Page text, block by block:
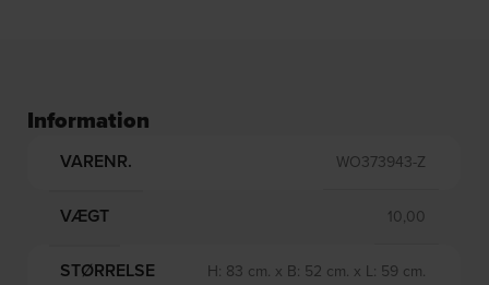
Information
VARENR. WO373943-Z
VÆGT 10,00
STØRRELSE H: 83 cm. x B: 52 cm. x L: 59 cm.